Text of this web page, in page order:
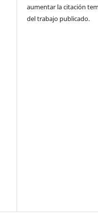
aumentar la citación
del trabajo publicado.